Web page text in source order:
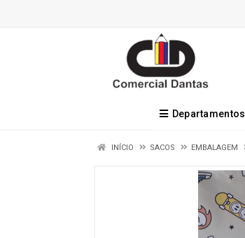
Departamentos
INÍCIO SACOS EMBALAGEM